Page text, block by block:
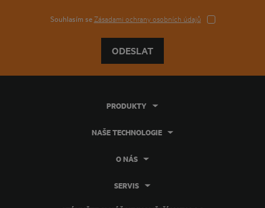
Souhlasím seZásadami ochrany osobních údajů
ODESLAT
PRODUKTY
NAŠE TECHNOLOGIE
O NÁS
SERVIS